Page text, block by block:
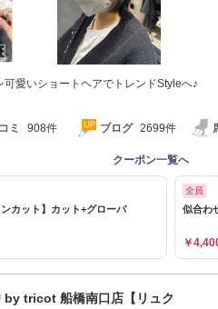
可愛いショートヘアでトレンドStyleへ♪
ミ 908件 ブログ 2699件
クーポン一覧へ
カット】カット+グローバ
全員
似合わ
￥
tricot 船橋南口店【リュク